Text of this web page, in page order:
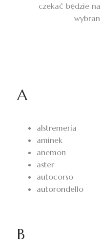
czekać będzie
A
alstremeria
aminek
anemon
aster
autocorso
autorondello
B